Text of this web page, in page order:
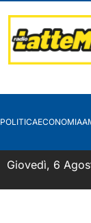
POLITICAECONOMIA
Giovedì, 6